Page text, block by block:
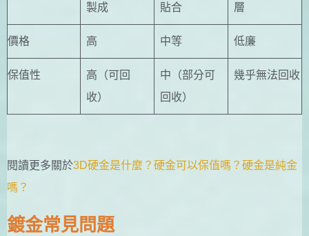
製成
貼合
層
價格 高 中等 低廉
保值性
高（可回
收）
中（部分可
回收）
幾乎無法回收
閱讀更多關於3D硬金是什麼？硬金可以保值嗎？硬金是純金
嗎？
鍍金常見問題